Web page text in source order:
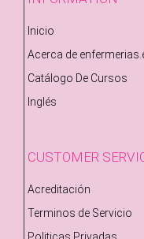
Inicio
Acerca de
Catálogo De Cursos
Inglés
CUSTOMER
Acreditación
Terminos de Servicio